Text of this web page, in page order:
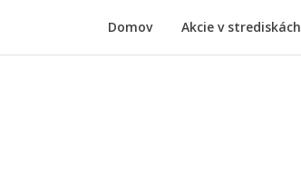
Domov Akcie v strediskách